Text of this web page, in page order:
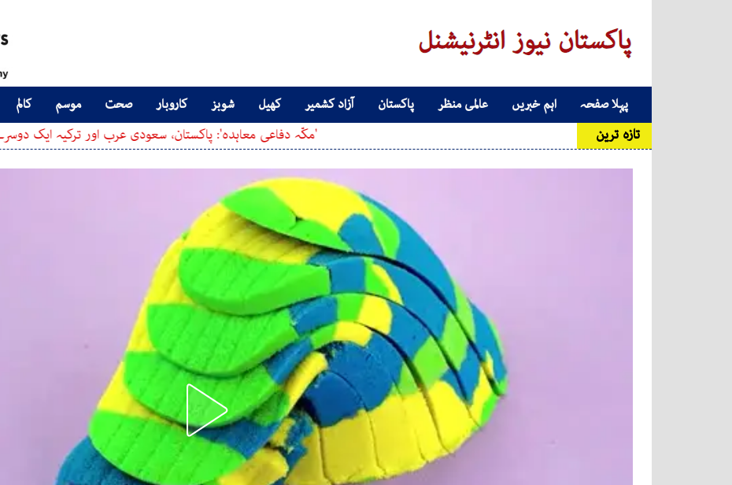
Main Navigationپہلا صفحہ اہم خبریں عالمی منظر پاکستان آزاد کشمیر کھیل شوبز کاروبار صحت موسم کالم
تازہ ترین 'مکّہ دفاعی معاہدہ': پاکستان، سعودی عرب اور ترکیہ ایک دوسرے کی